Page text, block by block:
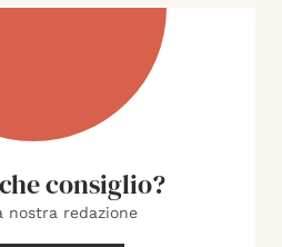
consiglio?
nostra redazione